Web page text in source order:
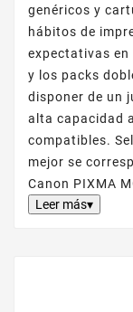
genéricos y
hábitos de
expectativas
y los packs
disponer de un
alta capacidad
compatibles.
mejor se
Canon PIXMA
Leer más▾